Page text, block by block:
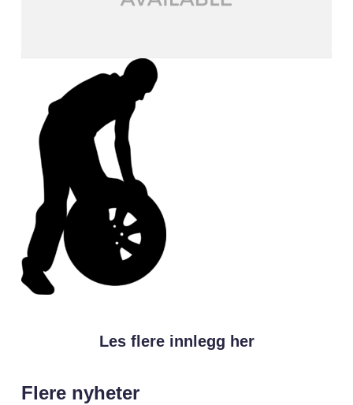
Les flere innlegg her
Flere nyheter